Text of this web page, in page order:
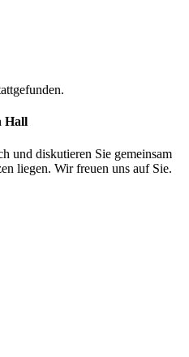
Hall
und diskutieren Sie gemeinsam
liegen. Wir freuen uns auf Sie.